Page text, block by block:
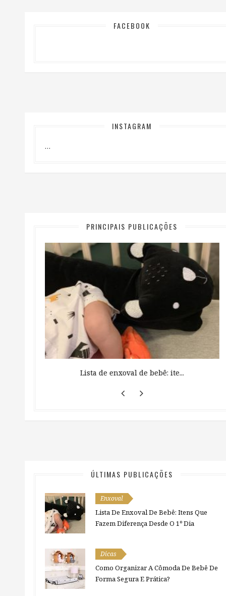
FACEBOOK
INSTAGRAM
…
PRINCIPAIS PUBLICAÇÕES
Lista de enxoval de bebê: ite...
ÚLTIMAS PUBLICAÇÕES
Enxoval
Lista De Enxoval De Bebê: Itens Que
Fazem Diferença Desde O 1º Dia
Dicas
Como Organizar A Cômoda De Bebê De
Forma Segura E Prática?